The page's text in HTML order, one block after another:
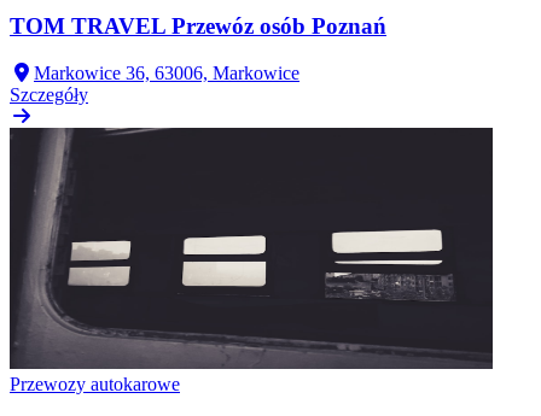
TOM TRAVEL Przewóz osób Poznań
Markowice 36, 63006, Markowice
Szczegóły
Przewozy autokarowe